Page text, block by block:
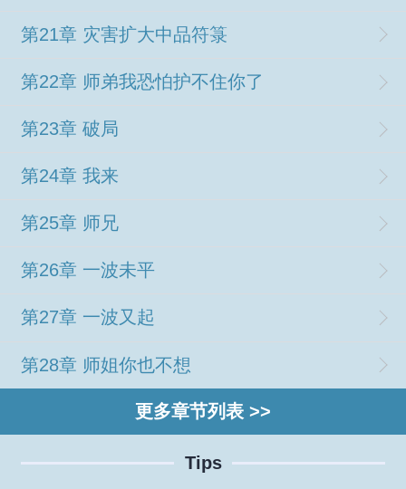
第21章 灾害扩大中品符箓
第22章 师弟我恐怕护不住你了
第23章 破局
第24章 我来
第25章 师兄
第26章 一波未平
第27章 一波又起
第28章 师姐你也不想
更多章节列表 >>
Tips